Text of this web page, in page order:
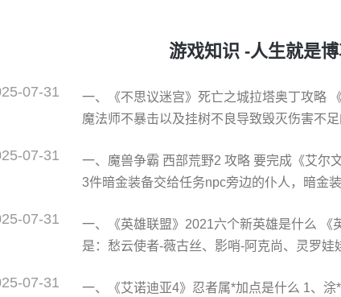
游戏知识 -人生就是
07-31
一、《不思议迷宫》死亡之城拉塔奥丁攻略
魔法师不暴击以及挂树不良导致毁灭伤害不
目的是分解国王给的装备，真的就差这20
07-31
一、魔兽争霸 西部荒野2 攻略 要完成《艾尔
3件暗金装备交给任务npc旁边的仆人，暗金
游戏可以重复完成任务得木头*后攒40个木头
落如何去西部荒野 需要从奥格瑞玛坐飞艇到
07-31
一、《英雄联盟》2021六个新英雄是什么 《
是：愁云使者-薇古丝、影哨-阿克尚、灵罗
将黑雾的力量送到符文之地的各个地区。 阿
07-31
一、《艾诺迪亚4》忍者属*加点是什么 1、